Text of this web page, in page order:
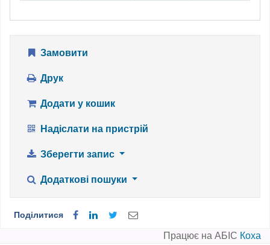
Замовити
Друк
Додати у кошик
Надіслати на пристрій
Зберегти запис
Додаткові пошуки
Поділитися
Працює на АБІС Коха